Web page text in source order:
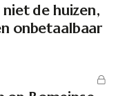
de huizen,
onbetaalbaar